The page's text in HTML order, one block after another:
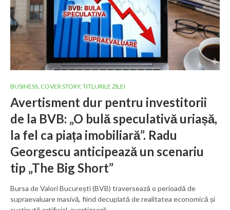
BUSINESS, COVER STORY, TITLURILE ZILEI
Avertisment dur pentru investitorii
de la BVB: „O bulă speculativă uriașă,
la fel ca piața imobiliară”. Radu
Georgescu anticipează un scenariu
tip „The Big Short”
Bursa de Valori București (BVB) traversează o perioadă de
supraevaluare masivă, fiind decuplată de realitatea economică și